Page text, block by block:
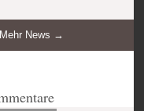
Mehr News →